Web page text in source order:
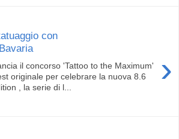
con
›
il concorso 'Tattoo to the Maximum'
originale per celebrare la nuova 8.6
, la serie di l...